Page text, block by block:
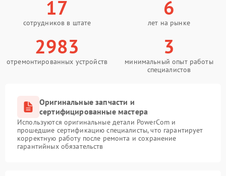
17
сотрудников в штате
6
лет на рынке
2983
отремонтированных устройств
3
минимальный опыт работы
специалистов
Оригинальные запчасти и
сертифицированные мастера
Используются оригинальные детали PowerCom и
прошедшие сертификацию специалисты, что гарантирует
корректную работу после ремонта и сохранение
гарантийных обязательств